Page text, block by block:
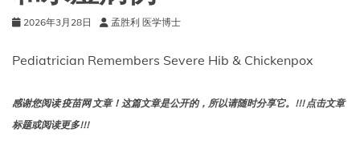
2026年3月28日 孟胜利 医学博士
Pediatrician Remembers Severe Hib & Chickenpox
感谢您阅读 疫苗网 文章！这篇文章是公开的，所以请随时分享它。!!! 点击文章
标题或阅读更多!!!